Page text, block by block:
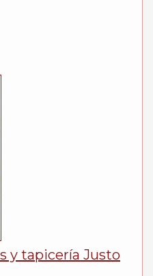
y tapicería Justo